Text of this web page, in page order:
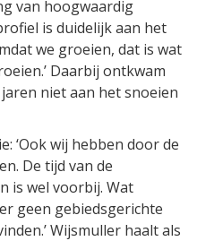
van hoogwaardig
is duidelijk aan het
we groeien, dat is wat
Daarbij ontkwam
niet aan het snoeien
‘Ook wij hebben door de
De tijd van de
is wel voorbij. Wat
geen gebiedsgerichte
Wijsmuller haalt als